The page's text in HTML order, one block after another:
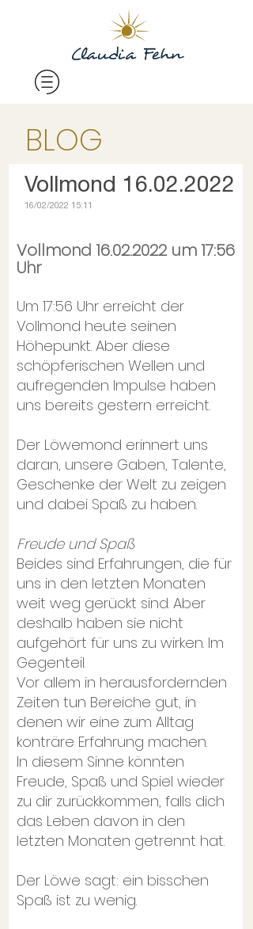
Vollmond 16.02.2022
16/02/2022 15:11
Vollmond 16.02.2022 um 17:56
Uhr
Um 17:56 Uhr erreicht der
Vollmond heute seinen
Höhepunkt. Aber diese
schöpferischen Wellen und
aufregenden Impulse haben
uns bereits gestern erreicht.
Der Löwemond erinnert uns
daran, unsere Gaben, Talente,
Geschenke der Welt zu zeigen
und dabei Spaß zu haben.
Freude und Spaß
Beides sind Erfahrungen, die für
uns in den letzten Monaten
weit weg gerückt sind. Aber
deshalb haben sie nicht
aufgehört für uns zu wirken. Im
Gegenteil.
Vor allem in herausfordernden
Zeiten tun Bereiche gut, in
denen wir eine zum Alltag
konträre Erfahrung machen.
In diesem Sinne könnten
Freude, Spaß und Spiel wieder
zu dir zurückkommen, falls dich
das Leben davon in den
letzten Monaten getrennt hat.
Der Löwe sagt: ein bisschen
Spaß ist zu wenig.
BLOG